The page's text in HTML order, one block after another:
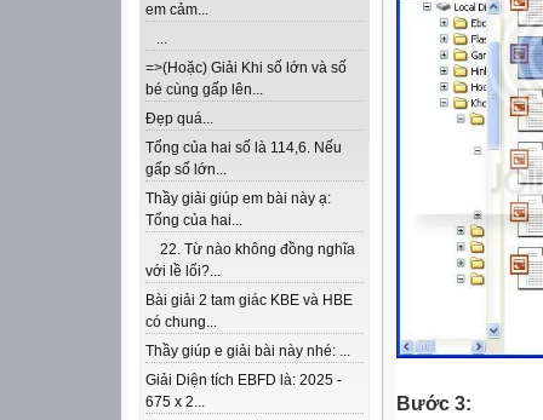
em cảm...
...
=>(Hoặc) Giải Khi số lớn và số
bé cùng gấp lên...
Đẹp quá...
Tổng của hai số là 114,6. Nếu
gấp số lớn...
Thầy giải giúp em bài này ạ:
Tổng của hai...
22. Từ nào không đồng nghĩa
với lề lối?...
Bài giải 2 tam giác KBE và HBE
có chung...
Thầy giúp e giải bài này nhé: ...
Giải Diện tích EBFD là: 2025 -
675 x 2...
Bước 3: